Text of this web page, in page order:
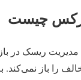
چیست
مدیریت ریسک در
را باز نمی‌کند.